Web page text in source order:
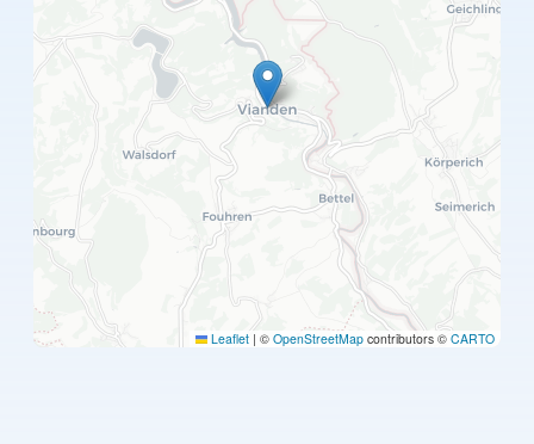
Leaflet | © OpenStreetMap contributors © CARTO